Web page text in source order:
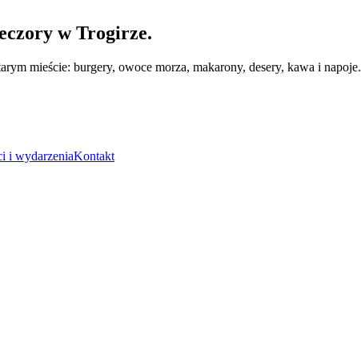
w Trogirze.
mieście: burgery, owoce morza, makarony, desery, kawa i napoje.
i wydarzeniaKontakt